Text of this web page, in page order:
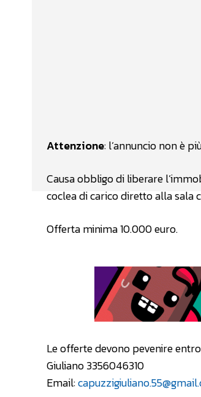
Attenzione: l’annuncio non è
Causa obbligo di liberare
coclea di carico diretto alla sala
Offerta minima 10.000 euro.
Le offerte devono pevenire
Giuliano 3356046310
Email: